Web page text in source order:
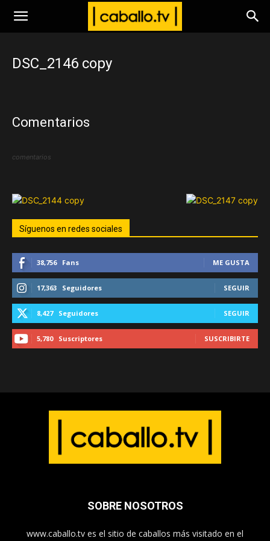
www.caballo.tv
DSC_2146 copy
Comentarios
comentarios
Síguenos en redes sociales
38,756 Fans ME GUSTA
17,363 Seguidores SEGUIR
8,427 Seguidores SEGUIR
5,780 Suscriptores SUSCRIBIRTE
SOBRE NOSOTROS
www.caballo.tv es el sitio de caballos más visitado en el